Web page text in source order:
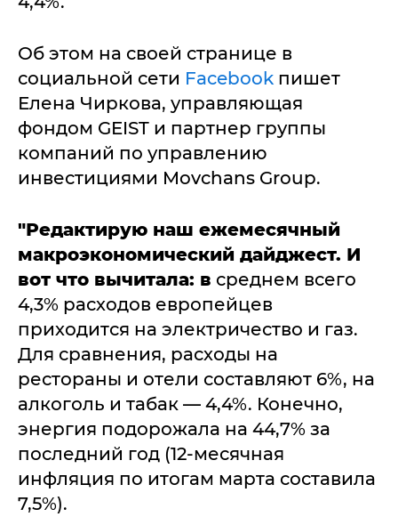
Об этом на своей странице в
социальной сети Facebook пишет
Елена Чиркова, управляющая
фондом GEIST и партнер группы
компаний по управлению
инвестициями Movchans Group.
"Редактирую наш ежемесячный
макроэкономический дайджест. И
вот что вычитала: в среднем всего
4,3% расходов европейцев
приходится на электричество и газ.
Для сравнения, расходы на
рестораны и отели составляют 6%, на
алкоголь и табак — 4,4%. Конечно,
энергия подорожала на 44,7% за
последний год (12-месячная
инфляция по итогам марта составила
7,5%).